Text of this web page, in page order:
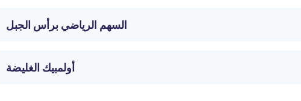
السهم الرياضي برأس الجبل
أولمبيك الغليضة